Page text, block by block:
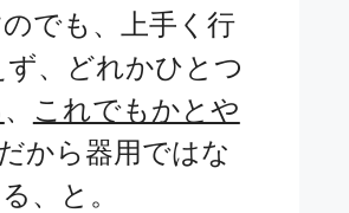
でも、上手く行
、どれかひとつ
、
これでもかとや
から器用ではな
、と。